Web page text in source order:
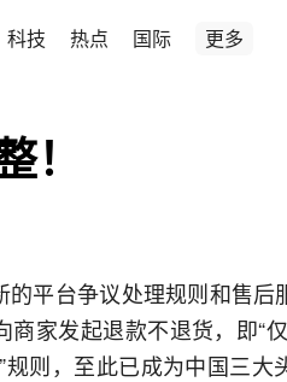
科技 热点 国际 更多
平台争议处理规则和售后
家发起退款不退货，即“
则，至此已成为中国三大